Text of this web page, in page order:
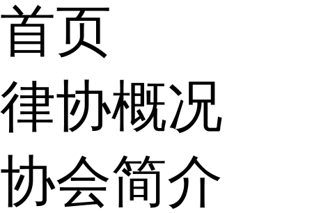
首页
律协概况
协会简介